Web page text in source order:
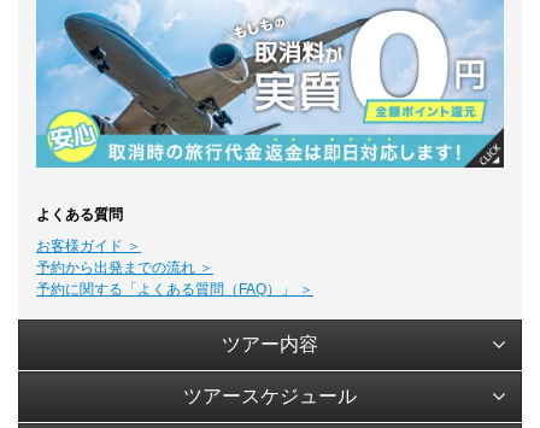
よくある質問
お客様ガイド ＞
予約から出発までの流れ ＞
予約に関する「よくある質問（FAQ）」 ＞
ツアー内容
ツアースケジュール